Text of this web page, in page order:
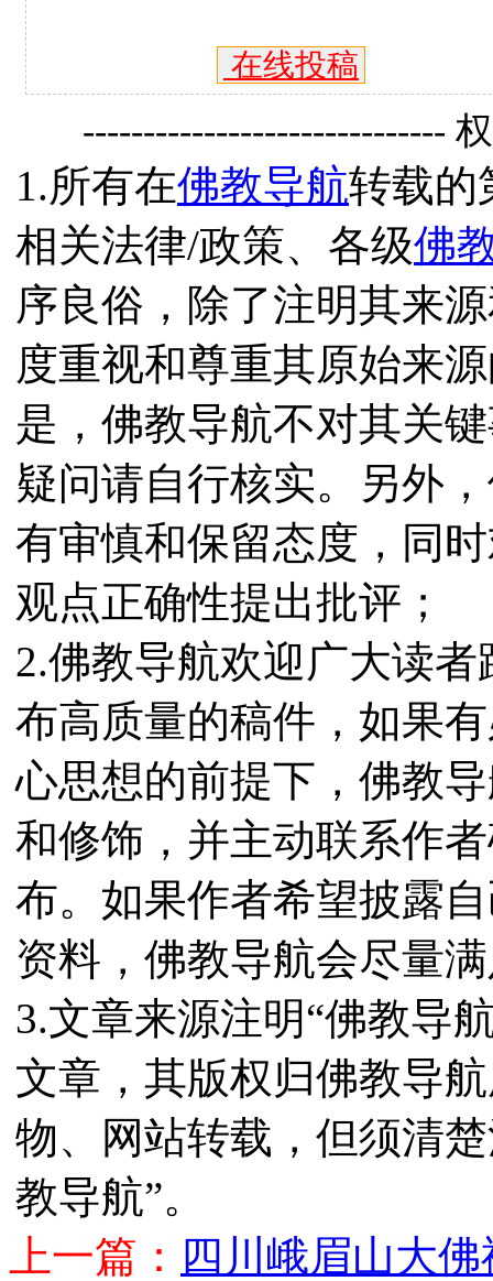
在线投稿
------------------------------
1.所有在佛教导航转载的
相关法律/政策、各级佛
序良俗，除了注明其来
度重视和尊重其原始来
是，佛教导航不对其关
疑问请自行核实。另外
有审慎和保留态度，同
观点正确性提出批评；
2.佛教导航欢迎广大读
布高质量的稿件，如果
心思想的前提下，佛教
和修饰，并主动联系作
布。如果作者希望披露
资料，佛教导航会尽量
3.文章来源注明“佛教导
文章，其版权归佛教导
物、网站转载，但须清
教导航”。
上一篇： 四川峨眉山大